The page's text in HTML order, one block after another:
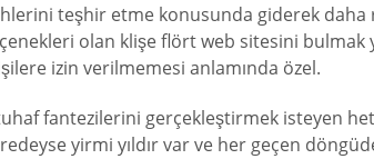
teşhir etme konusunda giderek
olan klişe flört web sitesini
izin verilmemesi anlamında özel.
fantezilerini gerçekleştirmek isteyen
yirmi yıldır var ve her geçen